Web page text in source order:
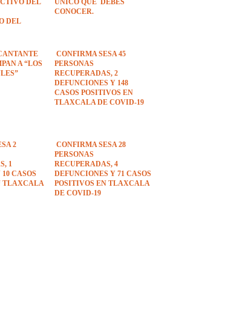
DEL
DEL
UNICO QUE DEBES
CONOCER.
A “LOS
CONFIRMA SESA 45
PERSONAS
RECUPERADAS, 2
DEFUNCIONES Y 148
CASOS POSITIVOS EN
TLAXCALA DE COVID-19
2
1
CASOS
TLAXCALA
CONFIRMA SESA 28
PERSONAS
RECUPERADAS, 4
DEFUNCIONES Y 71 CASOS
POSITIVOS EN TLAXCALA
DE COVID-19